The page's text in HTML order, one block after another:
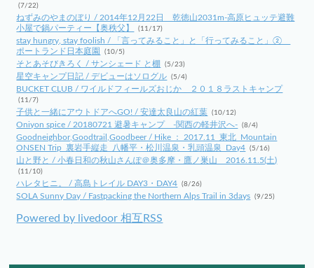
(7/22)
ねずみのやまのぼり / 2014年12月22日 乾徳山2031m-高原ヒュッテ避難
小屋で鍋パーティー【奥秩父】
(11/17)
stay hungry, stay foolish / 「言ってみること」と「行ってみること」②
ポートランド日本庭園
(10/5)
そとあそびきろく / サンシェード と棚 (5/23)
星空キャンプ日記 / デビューはソログル (5/4)
BUCKET CLUB / ワイルドフィールズおじか ２０１８ラストキャンプ
(11/7)
子供と一緒にアウトドアへGO! / 安達太良山の紅葉 (10/12)
Oniyon spice / 20180721 避暑キャンプ -関西の軽井沢へ- (8/4)
Goodneighbor,Goodtrail,Goodbeer / Hike ： 2017.11_東北_Mountain
ONSEN Trip_裏岩手縦走_八幡平・松川温泉・乳頭温泉_Day4 (5/16)
山と野と / 小春日和の秋山さんぽ＠奥多摩・鷹ノ巣山 2016.11.5(土)
(11/10)
ハレタヒニ。 / 高島トレイル DAY3・DAY4 (8/26)
SOLA Sunny Day / Fastpacking the Northern Alps Trail in 3days (9/25)
Powered by livedoor 相互RSS